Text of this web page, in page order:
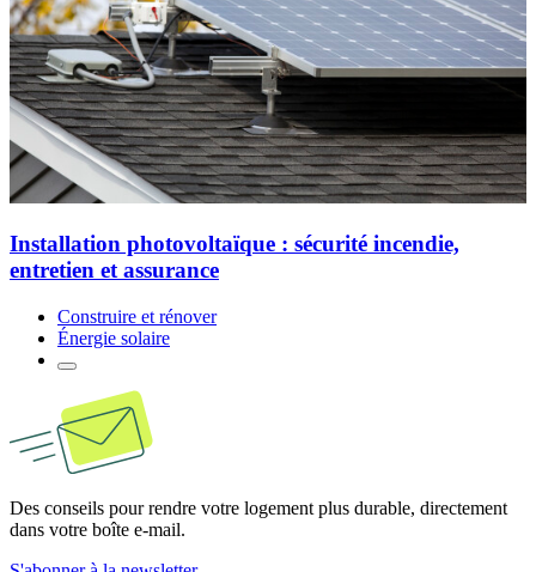
Installation photovoltaïque : sécurité incendie,
entretien et assurance
Construire et rénover
Énergie solaire
Des conseils pour rendre votre logement plus durable, directement
dans votre boîte e-mail.